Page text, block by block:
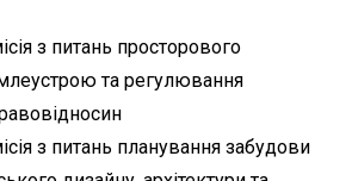
з питань просторового
та регулювання
з питань планування забудови